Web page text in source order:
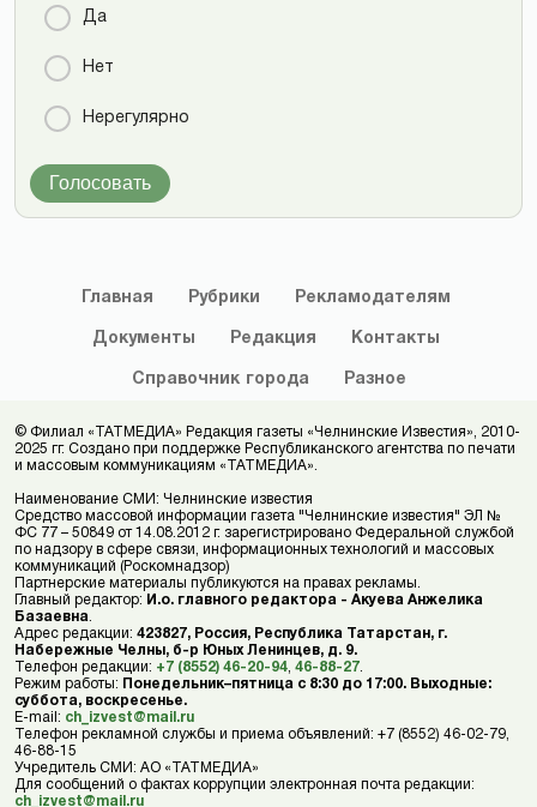
Да
Нет
Нерегулярно
Голосовать
Главная Рубрики Рекламодателям
Документы Редакция Контакты
Справочник города Разное
© Филиал «ТАТМЕДИА» Редакция газеты «Челнинские Известия», 2010-
2025 гг. Создано при поддержке Республиканского агентства по печати
и массовым коммуникациям «ТАТМЕДИА».
Наименование СМИ: Челнинские известия
Средство массовой информации газета "Челнинские известия" ЭЛ №
ФС 77 – 50849 от 14.08.2012 г. зарегистрировано Федеральной службой
по надзору в сфере связи, информационных технологий и массовых
коммуникаций (Роскомнадзор)
Партнерские материалы публикуются на правах рекламы.
Главный редактор: И.о. главного редактора - Акуева Анжелика
Базаевна
Адрес редакции: 423827, Россия, Республика Татарстан, г.
Набережные Челны, б-р Юных Ленинцев, д. 9.
Телефон редакции: +7 (8552) 46-20-94 46-88-27
Режим работы: Понедельник–пятница с 8:30 до 17:00. Выходные:
суббота, воскресенье.
E-mail: ch_izvest@mail.ru
Телефон рекламной службы и приема объявлений: +7 (8552) 46-02-79,
46-88-15
Учредитель СМИ: АО «ТАТМЕДИА»
Для сообщений о фактах коррупции электронная почта редакции:
ch_izvest@mail.ru